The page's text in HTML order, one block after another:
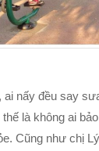
ai nấy đều say
là không ai
Cũng như chị